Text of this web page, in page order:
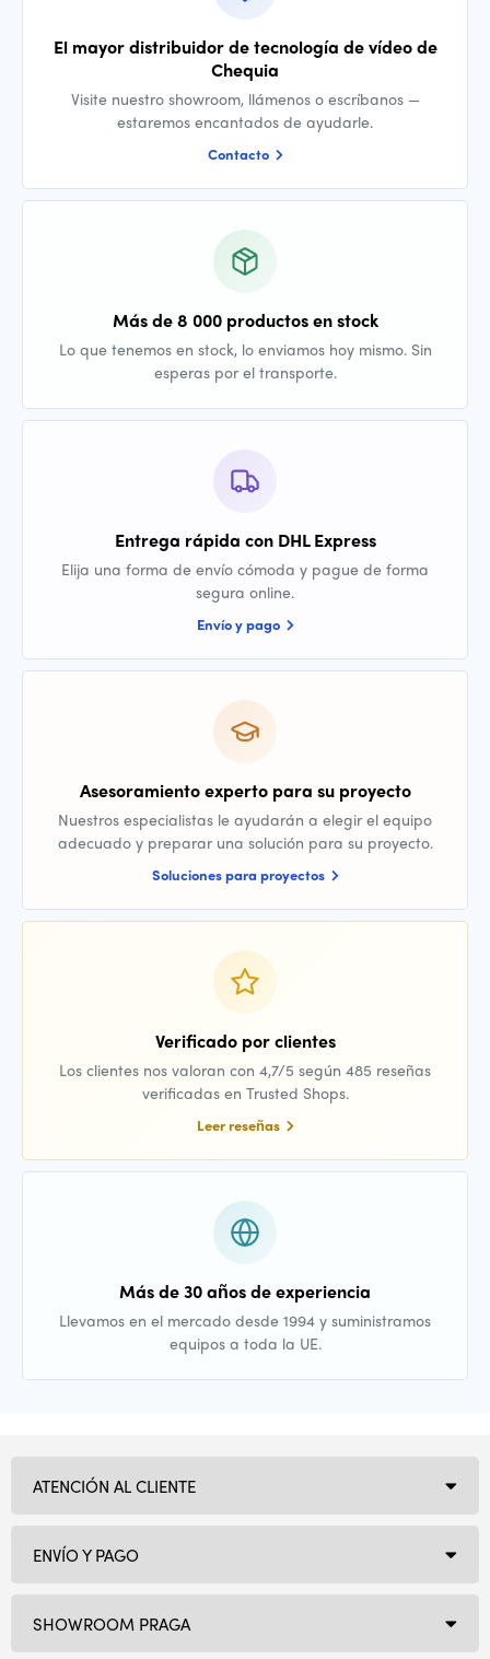
El mayor distribuidor de tecnología de vídeo de
Chequia
Visite nuestro showroom, llámenos o escríbanos —
estaremos encantados de ayudarle.
Contacto
Más de 8 000 productos en stock
Lo que tenemos en stock, lo enviamos hoy mismo. Sin
esperas por el transporte.
Entrega rápida con DHL Express
Elija una forma de envío cómoda y pague de forma
segura online.
Envío y pago
Asesoramiento experto para su proyecto
Nuestros especialistas le ayudarán a elegir el equipo
adecuado y preparar una solución para su proyecto.
Soluciones para proyectos
Verificado por clientes
Los clientes nos valoran con 4,7/5 según 485 reseñas
verificadas en Trusted Shops.
Leer reseñas
Más de 30 años de experiencia
Llevamos en el mercado desde 1994 y suministramos
equipos a toda la UE.
SHOWROOM PRAGA
ATENCIÓN AL CLIENTE
ENVÍO Y PAGO